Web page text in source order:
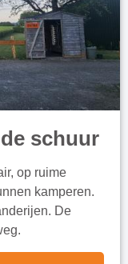
schuur
op ruime
kamperen.
De